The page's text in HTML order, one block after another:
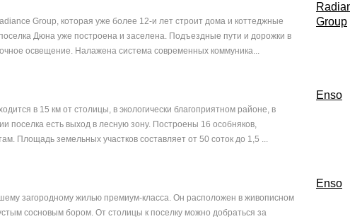
Group, которая уже более 12-и лет строит дома и коттеджные
Дюна уже построена и заселена. Подъездные пути и дорожки в
освещение. Налажена система современных коммуника...
Group
в 15 км от столицы, в экологически благоприятном районе, в
поселка есть выход в лесную зону. Построены 16 особняков,
Площадь земельных участков составляет от 50 соток до 1,5 ...
Enso
загородному жилью премиум-класса. Он расположен в живописном
сосновым бором. От столицы к поселку можно добраться за
Enso